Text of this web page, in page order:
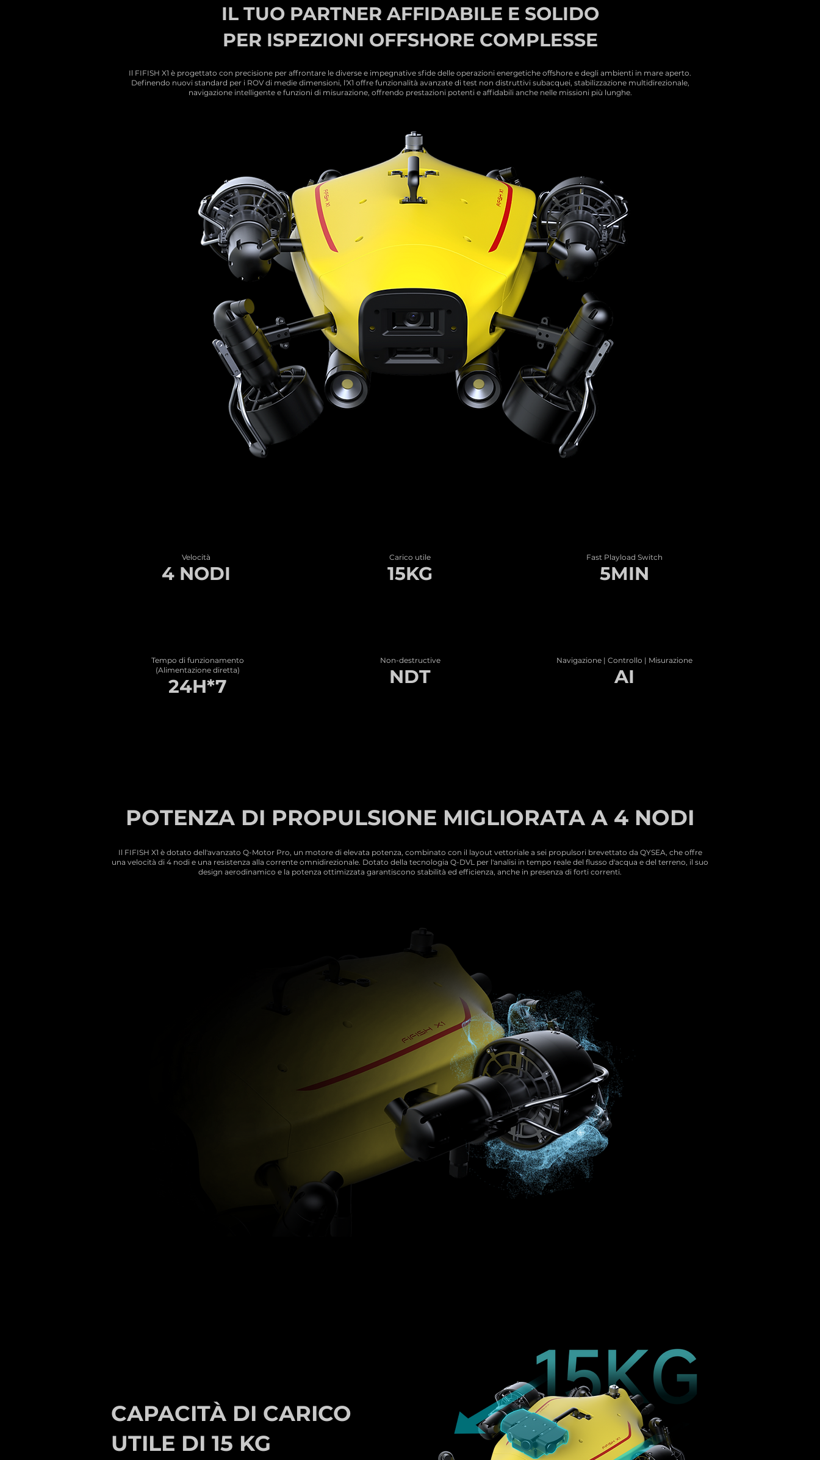
IL TUO PARTNER AFFIDABILE E SOLIDO
PER ISPEZIONI OFFSHORE COMPLESSE
Il FIFISH X1 è progettato con precisione per affrontare le diverse e impegnative sfide delle operazioni energetiche offshore e degli ambienti in mare aperto.
Definendo nuovi standard per i ROV di medie dimensioni, l'X1 offre funzionalità avanzate di test non distruttivi subacquei, stabilizzazione multidirezionale,
navigazione intelligente e funzioni di misurazione, offrendo prestazioni potenti e affidabili anche nelle missioni più lunghe.
4 NODI
Velocità
15KG
Carico utile
5MIN
Fast Playload Switch
24H*7
Tempo di funzionamento
(Alimentazione diretta)
NDT
Non-destructive
AI
Navigazione | Controllo | Misurazione
POTENZA DI PROPULSIONE MIGLIORATA A 4 NODI
Il FIFISH X1 è dotato dell'avanzato Q-Motor Pro, un motore di elevata potenza, combinato con il layout vettoriale a sei propulsori brevettato da QYSEA, che offre
una velocità di 4 nodi e una resistenza alla corrente omnidirezionale. Dotato della tecnologia Q-DVL per l'analisi in tempo reale del flusso d'acqua e del terreno, il suo
design aerodinamico e la potenza ottimizzata garantiscono stabilità ed efficienza, anche in presenza di forti correnti.
CAPACITÀ DI CARICO
UTILE DI 15 KG